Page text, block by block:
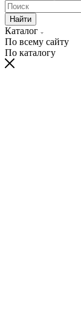
Найти
Каталог
По всему сайту
По каталогу